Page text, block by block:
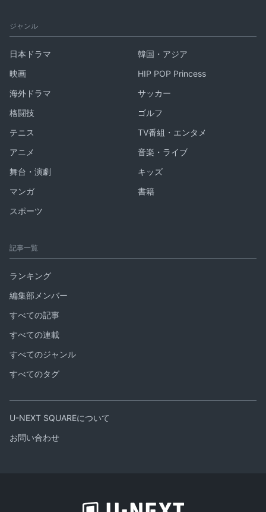
ジャンル
日本ドラマ
韓国・アジア
映画
HIP POP Princess
海外ドラマ
サッカー
格闘技
ゴルフ
テニス
TV番組・エンタメ
アニメ
音楽・ライブ
舞台・演劇
キッズ
マンガ
書籍
スポーツ
記事一覧
ランキング
編集部メンバー
すべての記事
すべての連載
すべてのジャンル
すべてのタグ
U-NEXT SQUAREについて
お問い合わせ